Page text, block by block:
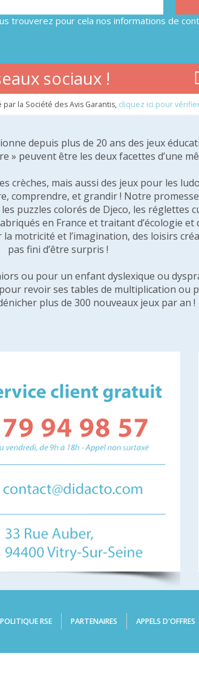
trouverez pour cela nos informations de
sociaux !
la Société des Avis Garantis, cliquez ici pour
depuis plus de 20 ans des jeux
» peuvent être les deux facettes d’une
crèches, mais aussi des jeux pour les
comprendre, et grandir ! Notre
puzzles colorés de Djeco, les
en France et traitant d’écologie et
motricité et l’imagination, des loisirs
pas fini d’être surpris !
ou pour un enfant dyslexique ou
revoir ses tables de multiplication ou
plus de 300 nouveaux jeux par an !
POLITIQUE RSE PARTENAIRES APPELS D'OFFRES